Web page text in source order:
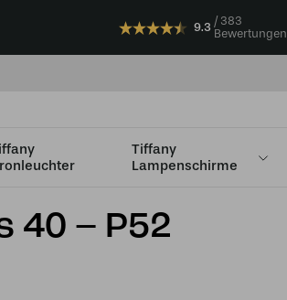
9.3
383
Bewertungen
Tiffany
Lampenschirme
Tiffany Tischlampe Rosas 40 – P52
40 – P52